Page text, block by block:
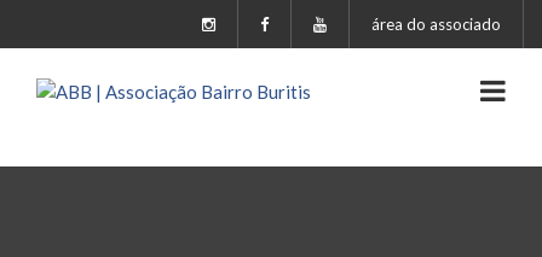
área do associado